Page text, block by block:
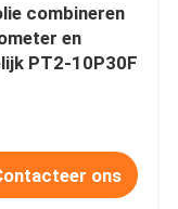
combineren
en
PT2-10P30F
ons